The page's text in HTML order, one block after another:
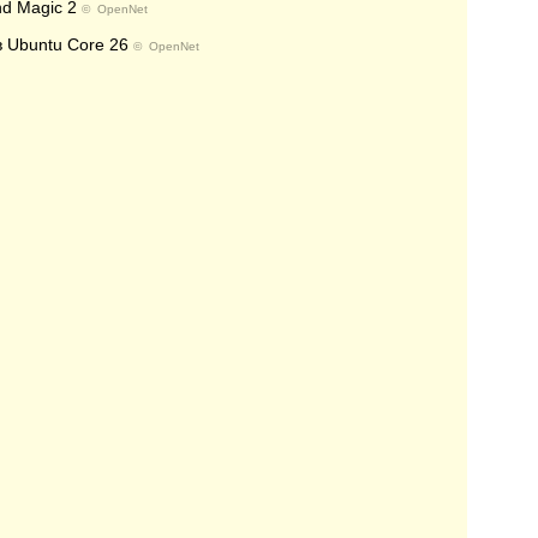
Magic 2 © OpenNet
Ubuntu Core 26 © OpenNet